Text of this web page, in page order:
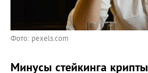
Фото: pexels.com
Минусы стейкинга крипты